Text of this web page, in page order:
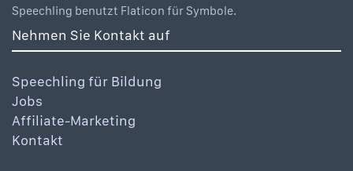
Speechling benutzt Flaticon für Symbole.
Nehmen Sie Kontakt auf
Speechling für Bildung
Jobs
Affiliate-Marketing
Kontakt